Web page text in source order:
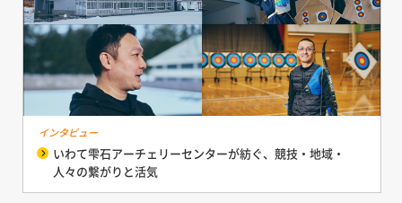
インタビュー
いわて雫石アーチェリーセンターが紡ぐ、競技・地域・
人々の繋がりと活気